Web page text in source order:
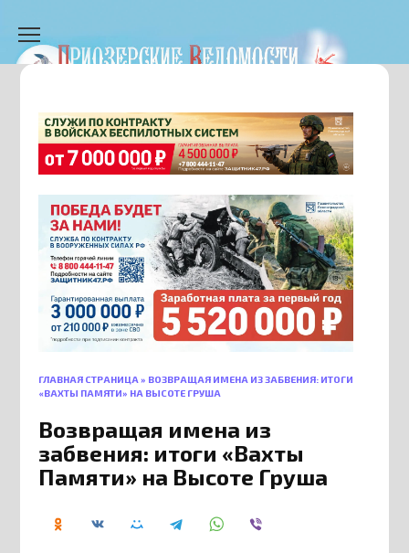
содержанию
ГЛАВНАЯ СТРАНИЦА » ВОЗВРАЩАЯ ИМЕНА ИЗ ЗАБВЕНИЯ: ИТОГИ
«ВАХТЫ ПАМЯТИ» НА ВЫСОТЕ ГРУША
Возвращая имена из
забвения: итоги «Вахты
Памяти» на Высоте Груша